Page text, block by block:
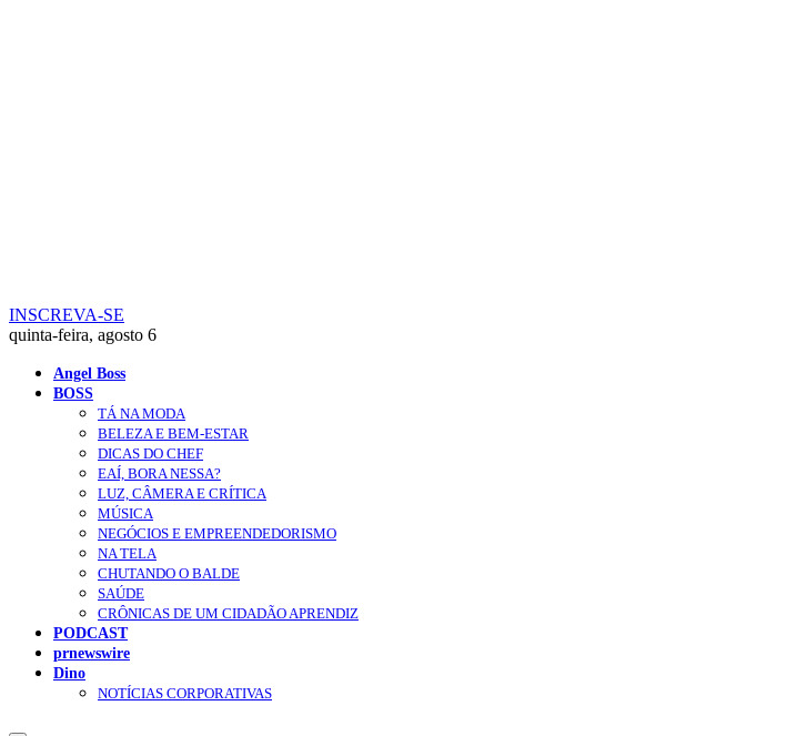
INSCREVA-SE
quinta-feira, agosto 6
Angel Boss
BOSS
TÁ NA MODA
BELEZA E BEM-ESTAR
DICAS DO CHEF
EAÍ, BORA NESSA?
LUZ, CÂMERA E CRÍTICA
MÚSICA
NEGÓCIOS E EMPREENDEDORISMO
NA TELA
CHUTANDO O BALDE
SAÚDE
CRÔNICAS DE UM CIDADÃO APRENDIZ
PODCAST
prnewswire
Dino
NOTÍCIAS CORPORATIVAS